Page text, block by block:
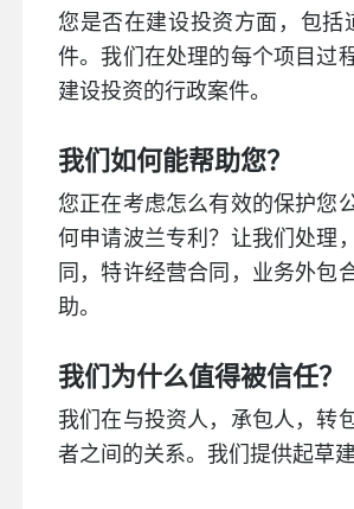
您是否在建设投资方面，包
件。我们在处理的每个项目过
建设投资的行政案件。
我们如何能帮助您？
您正在考虑怎么有效的保护您
何申请波兰专利？让我们处理
同，特许经营合同，业务外包
助。
我们为什么值得被信任？
我们在与投资人，承包人，转
者之间的关系。我们提供起草